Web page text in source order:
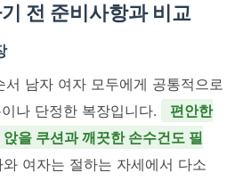
전 준비사항과 비교
남자 여자 모두에게 공통적으로
나 단정한 복장입니다.
편안한
을 쿠션과 깨끗한 손수건도 필
여자는 절하는 자세에서 다소